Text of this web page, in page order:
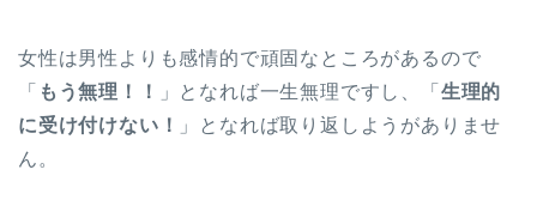
女性は男性よりも感情的で頑固なところがあるので
「 もう無理！！ 」となれば一生無理ですし、「 生理的
に受け付けない！
」となれば取り返しようがありませ
ん。